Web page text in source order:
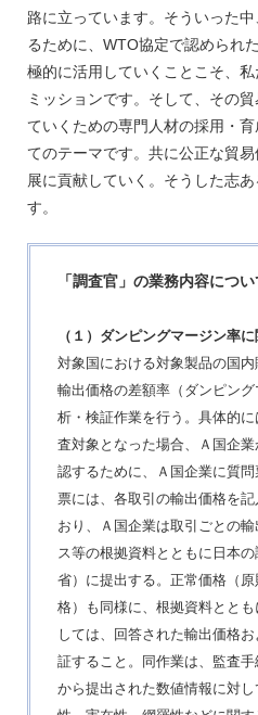
路に立っています。そういった
るために、WTO協定で認められ
極的に活用していくことこそ、
ミッションです。そして、その
ていくための専門人材の採用・
てのテーマです。共に公正な貿
展に貢献していく。そうした志
す。
「調査官」の業務内容につい
（１）ダンピングマージン率
対象国における対象製品の国
輸出価格の差額率（ダンピン
析・検証作業を行う。具体的
査対象となった場合、Ａ国企
認するために、Ａ国企業に質
票には、各取引の輸出価格を
おり、Ａ国企業は取引ごとの
ス等の根拠資料とともに日本
省）に提出する。正常価格（
格）も同様に、根拠資料とと
しては、回答された輸出価格
証すること。同作業は、監査
から提出された数値情報に対